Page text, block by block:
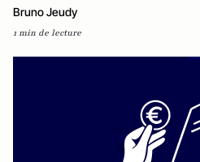
Bruno Jeudy
1 min de lecture